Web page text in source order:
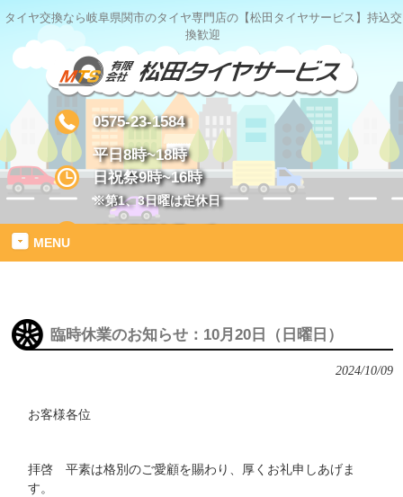
タイヤ交換なら岐阜県関市のタイヤ専門店の【松田タイヤサービス】持込交
換歓迎
0575-23-1584
平日8時~18時
日祝祭9時~16時
※第1、3日曜は定休日
MENU
臨時休業のお知らせ：10月20日（日曜日）
2024/10/09
お客様各位
拝啓 平素は格別のご愛顧を賜わり、厚くお礼申しあげま
す。